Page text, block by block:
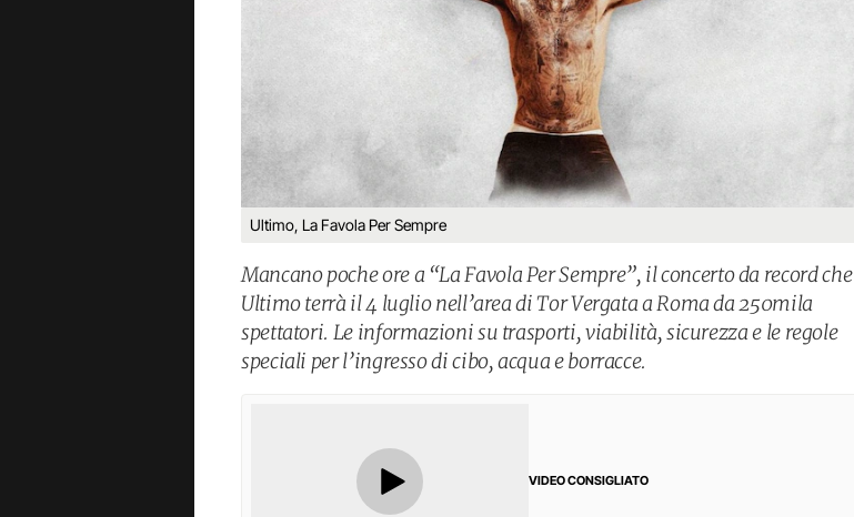
Ultimo, La Favola Per Sempre
Mancano poche ore a “La Favola Per Sempre”, il concerto da record che
Ultimo terrà il 4 luglio nell’area di Tor Vergata a Roma da 250mila
spettatori. Le informazioni su trasporti, viabilità, sicurezza e le regole
speciali per l’ingresso di cibo, acqua e borracce.
VIDEO CONSIGLIATO